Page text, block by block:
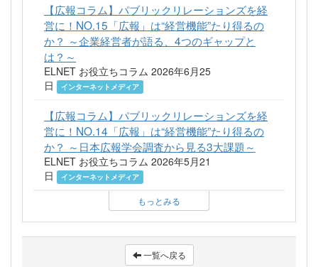
【広報コラム】パブリックリレーションズを経
営に！NO.15「広報」は“経営機能”たり得るの
か？ ～企業経営者が語る、4つのギャップと
は？～
ELNET お役立ちコラム 2026年6月25
日
インターネットメディア
【広報コラム】パブリックリレーションズを経
営に！NO.14「広報」は“経営機能”たり得るの
か？ ～日本広報学会調査から見る3大課題～
ELNET お役立ちコラム 2026年5月21
日
インターネットメディア
もっとみる
一覧へ戻る